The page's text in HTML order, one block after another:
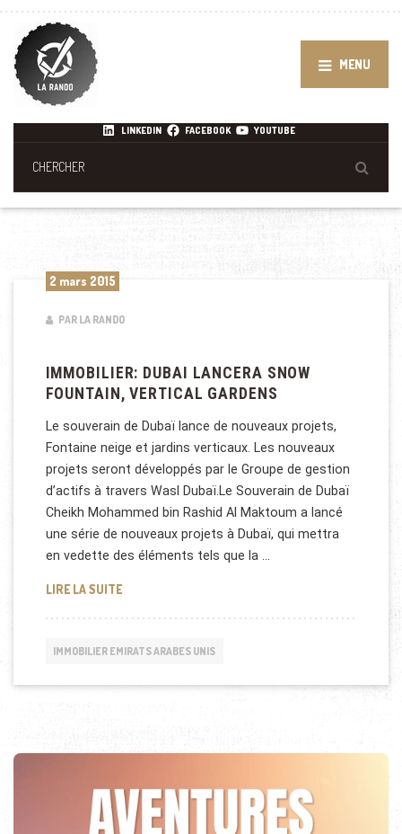
MENU
LINKEDIN FACEBOOK YOUTUBE
2 mars 2015
PAR LA RANDO
IMMOBILIER: DUBAI LANCERA SNOW
FOUNTAIN, VERTICAL GARDENS
Le souverain de Dubaï lance de nouveaux projets,
Fontaine neige et jardins verticaux. Les nouveaux
projets seront développés par le Groupe de gestion
d’actifs à travers Wasl Dubaï.Le Souverain de Dubaï
Cheikh Mohammed bin Rashid Al Maktoum a lancé
une série de nouveaux projets à Dubaï, qui mettra
en vedette des éléments tels que la …
LIRE LA SUITEIMMOBILIER: DUBAI LANCERA SNOW FOUNTAIN,
IMMOBILIER EMIRATS ARABES UNIS